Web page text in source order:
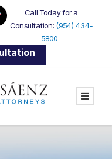
Call Today for a
Consultation: (954) 434-
5800